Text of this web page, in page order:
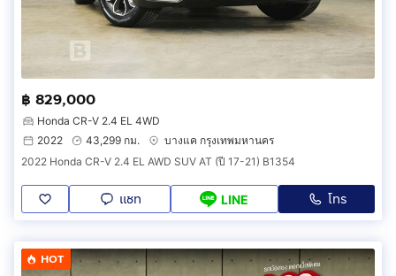
฿ 829,000
Honda CR-V 2.4 EL 4WD
2022
43,299 กม.
บางแค กรุงเทพมหานคร
2022 Honda CR-V 2.4 EL AWD SUV AT (ปี 17-21) B1354
แชท LINE โทร
HOT